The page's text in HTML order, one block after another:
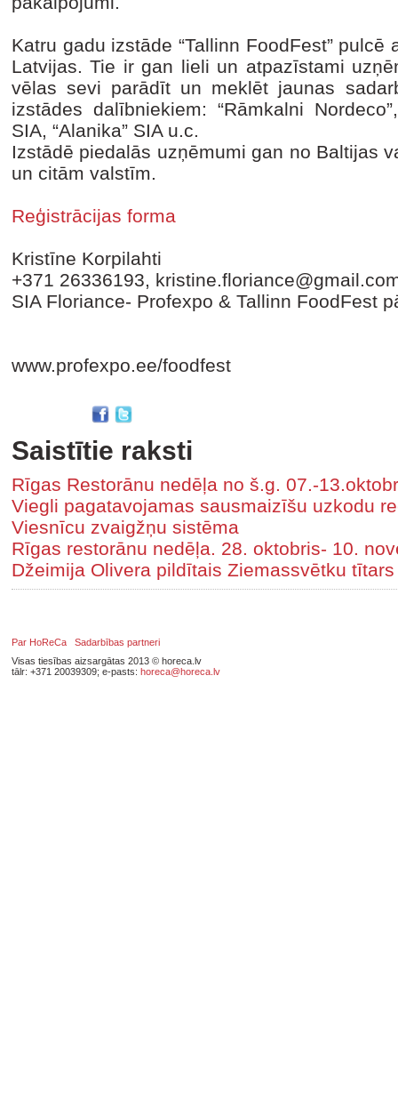
Katru gadu izstāde “Tallinn FoodFest”
Latvijas. Tie ir gan lieli un atpazīstami
vēlas sevi parādīt un meklēt jaunas
izstādes dalībniekiem: “Rāmkalni
SIA, “Alanika” SIA u.c.
Izstādē piedalās uzņēmumi gan no Baltijas
un citām valstīm.
Reģistrācijas forma
Kristīne Korpilahti
+371 26336193,
SIA Floriance- Profexpo & Tallinn FoodFest
www.profexpo.ee/foodfest
Saistītie raksti
Rīgas Restorānu nedēļa no š.g. 07.-
Viegli pagatavojamas sausmaizīšu uzkodu
Viesnīcu zvaigžņu sistēma
Rīgas restorānu nedēļa. 28. oktobris- 10.
Džeimija Olivera pildītais Ziemassvētku
Par HoReCa
Sadarbības partneri
Visas tiesības aizsargātas 2013 © horeca.lv
tālr: +371 20039309; e-pasts: horeca@horeca.lv